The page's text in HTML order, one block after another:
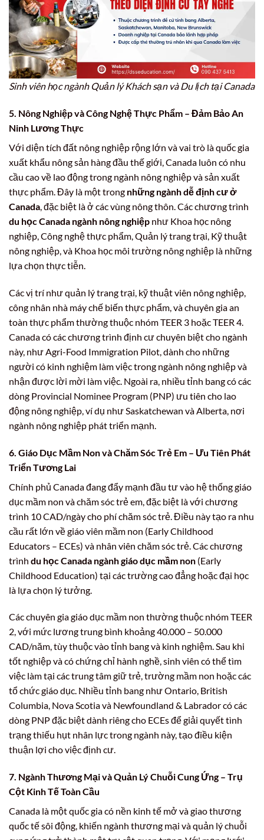
Sinh viên học ngành Quản lý Khách sạn và Du lịch tại Canada
5. Nông Nghiệp và Công Nghệ Thực Phẩm – Đảm Bảo An
Ninh Lương Thực
Với diện tích đất nông nghiệp rộng lớn và vai trò là quốc gia
xuất khẩu nông sản hàng đầu thế giới, Canada luôn có nhu
cầu cao về lao động trong ngành nông nghiệp và sản xuất
thực phẩm. Đây là một trong những ngành dễ định cư ở
Canada, đặc biệt là ở các vùng nông thôn. Các chương trình
du học Canada ngành nông nghiệp như Khoa học nông
nghiệp, Công nghệ thực phẩm, Quản lý trang trại, Kỹ thuật
nông nghiệp, và Khoa học môi trường nông nghiệp là những
lựa chọn thực tiễn.
Các vị trí như quản lý trang trại, kỹ thuật viên nông nghiệp,
công nhân nhà máy chế biến thực phẩm, và chuyên gia an
toàn thực phẩm thường thuộc nhóm TEER 3 hoặc TEER 4.
Canada có các chương trình định cư chuyên biệt cho ngành
này, như Agri-Food Immigration Pilot, dành cho những
người có kinh nghiệm làm việc trong ngành nông nghiệp và
nhận được lời mời làm việc. Ngoài ra, nhiều tỉnh bang có các
dòng Provincial Nominee Program (PNP) ưu tiên cho lao
động nông nghiệp, ví dụ như Saskatchewan và Alberta, nơi
ngành nông nghiệp phát triển mạnh.
6. Giáo Dục Mầm Non và Chăm Sóc Trẻ Em – Ưu Tiên Phát
Triển Tương Lai
Chính phủ Canada đang đẩy mạnh đầu tư vào hệ thống giáo
dục mầm non và chăm sóc trẻ em, đặc biệt là với chương
trình 10 CAD/ngày cho phí chăm sóc trẻ. Điều này tạo ra nhu
cầu rất lớn về giáo viên mầm non (Early Childhood
Educators – ECEs) và nhân viên chăm sóc trẻ. Các chương
trình du học Canada ngành giáo dục mầm non (Early
Childhood Education) tại các trường cao đẳng hoặc đại học
là lựa chọn lý tưởng.
Các chuyên gia giáo dục mầm non thường thuộc nhóm TEER
2, với mức lương trung bình khoảng 40.000 – 50.000
CAD/năm, tùy thuộc vào tỉnh bang và kinh nghiệm. Sau khi
tốt nghiệp và có chứng chỉ hành nghề, sinh viên có thể tìm
việc làm tại các trung tâm giữ trẻ, trường mầm non hoặc các
tổ chức giáo dục. Nhiều tỉnh bang như Ontario, British
Columbia, Nova Scotia và Newfoundland & Labrador có các
dòng PNP đặc biệt dành riêng cho ECEs để giải quyết tình
trạng thiếu hụt nhân lực trong ngành này, tạo điều kiện
thuận lợi cho việc định cư.
7. Ngành Thương Mại và Quản Lý Chuỗi Cung Ứng – Trụ
Cột Kinh Tế Toàn Cầu
Canada là một quốc gia có nền kinh tế mở và giao thương
quốc tế sôi động, khiến ngành thương mại và quản lý chuỗi